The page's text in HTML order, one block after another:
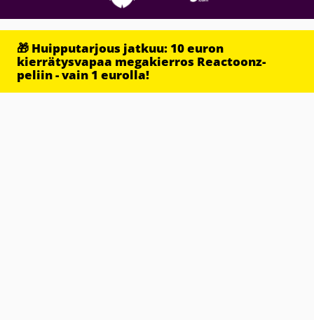
🎁 Huipputarjous jatkuu: 10 euron
kierrätysvapaa megakierros Reactoonz-
peliin - vain 1 eurolla!